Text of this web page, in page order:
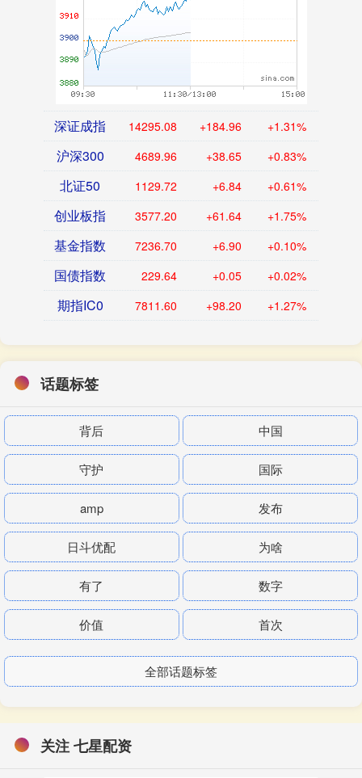
深证成指 14295.08 +184.96 +1.31%
沪深300 4689.96 +38.65 +0.83%
北证50 1129.72 +6.84 +0.61%
创业板指 3577.20 +61.64 +1.75%
基金指数 7236.70 +6.90 +0.10%
国债指数 229.64 +0.05 +0.02%
期指IC0 7811.60 +98.20 +1.27%
话题标签
背后 中国
守护 国际
amp 发布
日斗优配 为啥
有了 数字
价值 首次
全部话题标签
关注 七星配资